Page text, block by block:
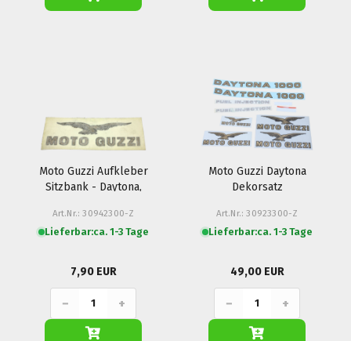
Moto Guzzi Aufkleber
Sitzbank - Daytona,
1100, 350 / 750
Nevada...
Art.Nr.: 30942300-Z
Lieferbar:ca. 1-3 Tage
7,90 EUR
− +
Moto Guzzi Daytona
Dekorsatz
Art.Nr.: 30923300-Z
Lieferbar:ca. 1-3 Tage
49,00 EUR
− +